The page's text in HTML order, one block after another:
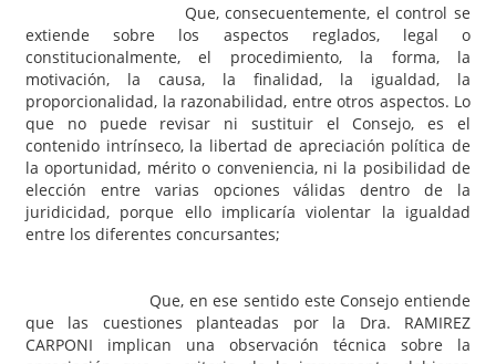
Que, consecuentemente, el control se
extiende sobre los aspectos reglados, legal o
constitucionalmente, el procedimiento, la forma, la
motivación, la causa, la finalidad, la igualdad, la
proporcionalidad, la razonabilidad, entre otros aspectos. Lo
que no puede revisar ni sustituir el Consejo, es el
contenido intrínseco, la libertad de apreciación política de
la oportunidad, mérito o conveniencia, ni la posibilidad de
elección entre varias opciones válidas dentro de la
juridicidad, porque ello implicaría violentar la igualdad
entre los diferentes concursantes;
Que, en ese sentido este Consejo entiende
que las cuestiones planteadas por la Dra. RAMIREZ
CARPONI implican una observación técnica sobre la